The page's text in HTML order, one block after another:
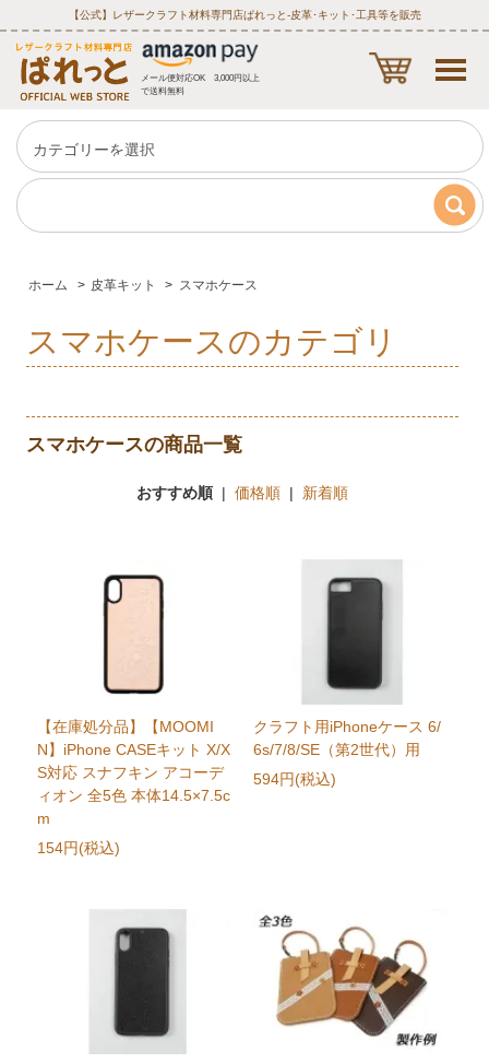
【公式】レザークラフト材料専門店ぱれっと‐皮革･キット･工具等を販売
メール便対応OK 3,000円以上
で送料無料
ホーム > 皮革キット > スマホケース
スマホケースのカテゴリ
スマホケースの商品一覧
おすすめ順| 価格順| 新着順
【在庫処分品】【MOOMI
N】iPhone CASEキット X/X
S対応 スナフキン アコーデ
ィオン 全5色 本体14.5×7.5c
m
154円(税込)
クラフト用iPhoneケース 6/
6s/7/8/SE（第2世代）用
594円(税込)